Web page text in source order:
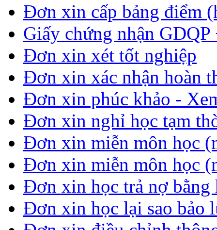
Đơn xin cấp bảng điểm
Giấy chứng nhận
Đơn xin xét tốt nghiệp
Đơn xin xác nhận hoàn
Đơn xin phúc khảo -
Đơn xin nghỉ học tạm
Đơn xin miễn môn học
Đơn xin miễn môn học
Đơn xin học trả nợ
Đơn xin học lại sao bảo